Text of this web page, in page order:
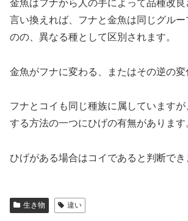
金魚はフナから人の手によって品種改良
言い換えれば、フナと金魚は同じグル
のの、異なる種として区別されます。
金魚がフナに変わる、またはその逆の変
フナとコイも同じ種族に属していますが
する方法の一つにひげの有無があります
ひげがある場合はコイであると判断でき
生き物 違い